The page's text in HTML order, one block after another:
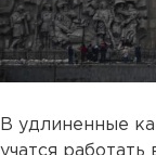
В удлиненные
учатся